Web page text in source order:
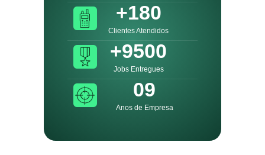
+180
Clientes Atendidos
+9500
Jobs Entregues
09
Anos de Empresa